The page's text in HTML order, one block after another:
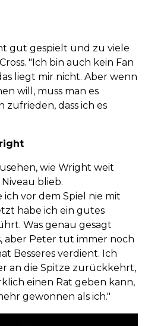
gut gespielt und zu viele
"Ich bin auch kein Fan
liegt mir nicht. Aber wenn
will, muss man es
zufrieden, dass ich es
wie Wright weit
blieb.
vor dem Spiel nie mit
habe ich ein gutes
Was genau gesagt
aber Peter tut immer noch
Besseres verdient. Ich
an die Spitze zurückkehrt,
einen Rat geben kann,
gewonnen als ich."